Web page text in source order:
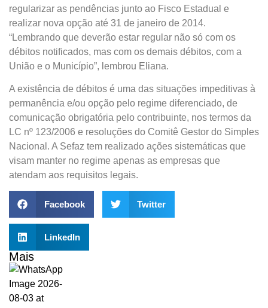
regularizar as pendências junto ao Fisco Estadual e
realizar nova opção até 31 de janeiro de 2014.
“Lembrando que deverão estar regular não só com os
débitos notificados, mas com os demais débitos, com a
União e o Município”, lembrou Eliana.
A existência de débitos é uma das situações impeditivas à
permanência e/ou opção pelo regime diferenciado, de
comunicação obrigatória pelo contribuinte, nos termos da
LC nº 123/2006 e resoluções do Comitê Gestor do Simples
Nacional. A Sefaz tem realizado ações sistemáticas que
visam manter no regime apenas as empresas que
atendam aos requisitos legais.
Facebook Twitter
LinkedIn
Mais